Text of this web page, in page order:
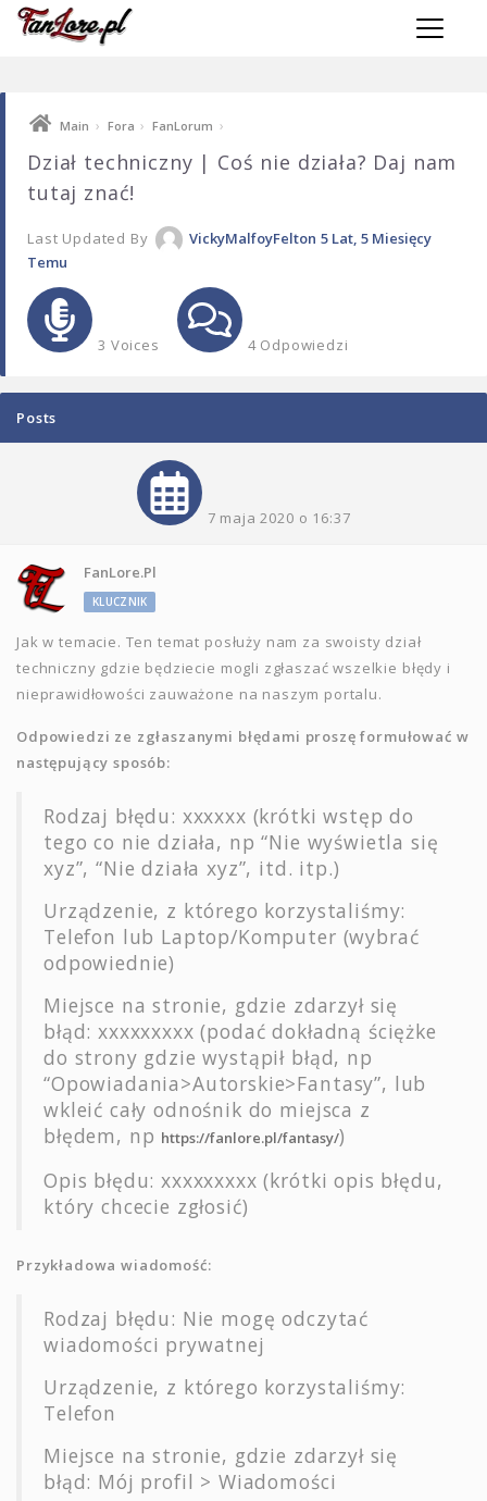
Toggle
Main › Fora › FanLorum ›
Dział techniczny | Coś nie działa? Daj nam
tutaj znać!
Last Updated By VickyMalfoyFelton 5 Lat, 5 Miesięcy
Temu
3 Voices 4 Odpowiedzi
Posts
7 maja 2020 o 16:37
FanLore.pl
KLUCZNIK
Jak w temacie. Ten temat posłuży nam za swoisty dział
techniczny gdzie będziecie mogli zgłaszać wszelkie błędy i
nieprawidłowości zauważone na naszym portalu.
Odpowiedzi ze zgłaszanymi błędami proszę formułować w
następujący sposób:
Rodzaj błędu: xxxxxx (krótki wstęp do
tego co nie działa, np “Nie wyświetla się
xyz”, “Nie działa xyz”, itd. itp.)
Urządzenie, z którego korzystaliśmy:
Telefon lub Laptop/Komputer (wybrać
odpowiednie)
Miejsce na stronie, gdzie zdarzył się
błąd: xxxxxxxxx (podać dokładną ściężke
do strony gdzie wystąpił błąd, np
“Opowiadania>Autorskie>Fantasy”, lub
wkleić cały odnośnik do miejsca z
błędem, np https://fanlore.pl/fantasy/)
Opis błędu: xxxxxxxxx (krótki opis błędu,
który chcecie zgłosić)
Przykładowa wiadomość:
Rodzaj błędu: Nie mogę odczytać
wiadomości prywatnej
Urządzenie, z którego korzystaliśmy:
Telefon
Miejsce na stronie, gdzie zdarzył się
błąd: Mój profil > Wiadomości